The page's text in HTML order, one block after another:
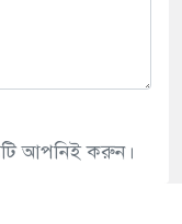
আপনিই করুন।